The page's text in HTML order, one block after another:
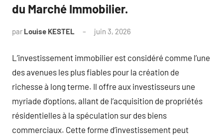
du Marché Immobilier.
par Louise KESTEL juin 3, 2026
L’investissement immobilier est considéré comme l’une
des avenues les plus fiables pour la création de
richesse à long terme. Il offre aux investisseurs une
myriade d’options, allant de l’acquisition de propriétés
résidentielles à la spéculation sur des biens
commerciaux. Cette forme d’investissement peut